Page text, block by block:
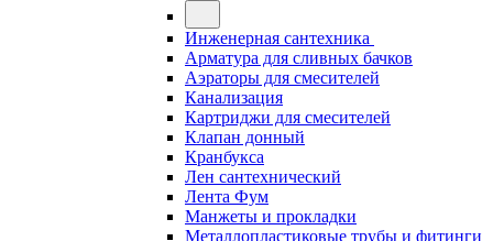
Инженерная сантехника
Арматура для сливных бачков
Аэраторы для смесителей
Канализация
Картриджи для смесителей
Клапан донный
Кранбукса
Лен сантехнический
Лента Фум
Манжеты и прокладки
Металлопластиковые трубы и фитинги